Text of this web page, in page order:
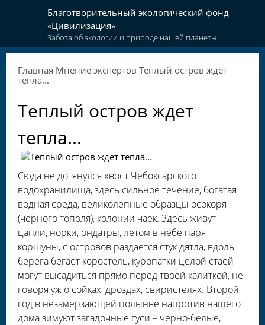
Благотворительный экологический фонд
«Цивилизация»
Забота об экологии и природе нашей планеты
Главная Мнение экспертов Теплый остров ждет
тепла...
Теплый остров ждет
тепла...
Сюда не дотянулся хвост Чебоксарского
водохранилища, здесь сильное течение, богатая
водная среда, великолепные образцы осокоря
(черного тополя), колонии чаек. Здесь живут
цапли, норки, ондатры, летом в небе парят
коршуны, с островов раздается стук дятла, вдоль
берега бегает коростель, куропатки целой стаей
могут высадиться прямо перед твоей калиткой, не
говоря уж о сойках, дроздах, свиристелях. Второй
год в незамерзающей полынье напротив нашего
дома зимуют загадочные гуси – черно-белые,